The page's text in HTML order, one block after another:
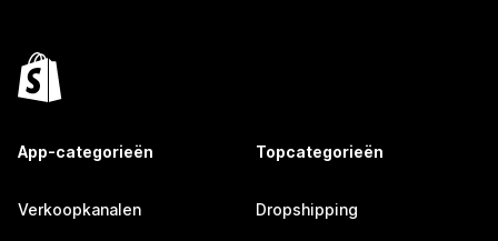
App-categorieën
Verkoopkanalen
Topcategorieën
Dropshipping